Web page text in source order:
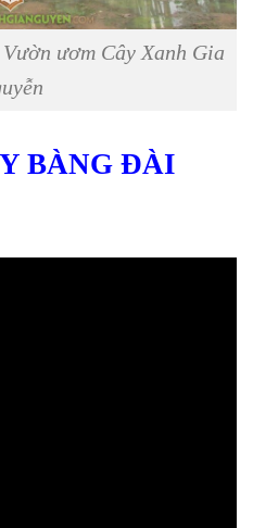
ươm Cây Xanh Gia
BÀNG ĐÀI